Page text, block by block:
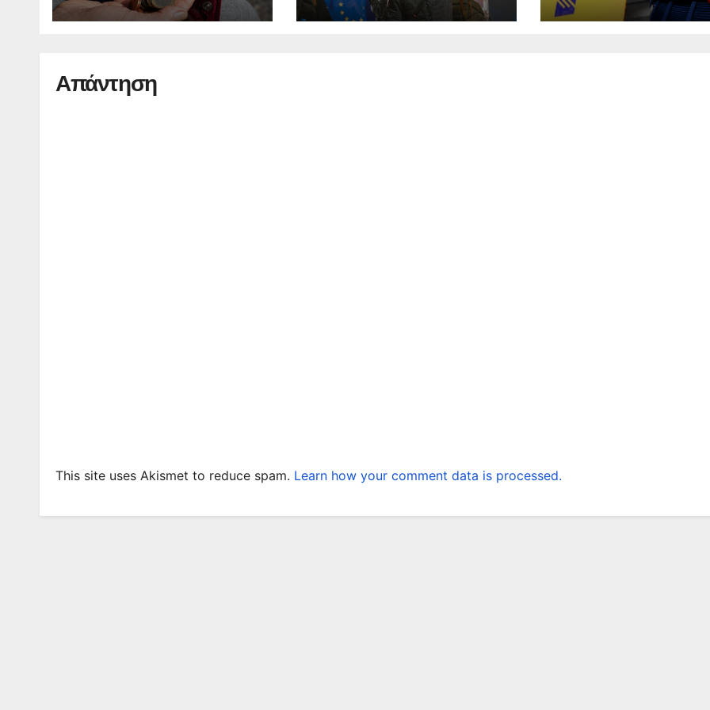
οικονομία
Απάντηση
This site uses Akismet to reduce spam. Learn how your comment data is processed.